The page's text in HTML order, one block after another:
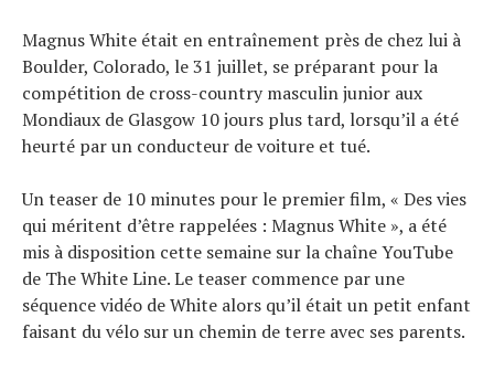
Magnus White était en entraînement près de chez lui à
Boulder, Colorado, le 31 juillet, se préparant pour la
compétition de cross-country masculin junior aux
Mondiaux de Glasgow 10 jours plus tard, lorsqu’il a été
heurté par un conducteur de voiture et tué.
Un teaser de 10 minutes pour le premier film, « Des vies
qui méritent d’être rappelées : Magnus White », a été
mis à disposition cette semaine sur la chaîne YouTube
de The White Line. Le teaser commence par une
séquence vidéo de White alors qu’il était un petit enfant
faisant du vélo sur un chemin de terre avec ses parents.